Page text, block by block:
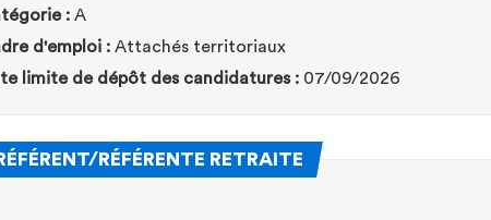
: A
d'emploi : Attachés territoriaux
limite de dépôt des candidatures : 07/09/2026
RÉFÉRENTE RETRAITE(Nouvelle fenêtre)